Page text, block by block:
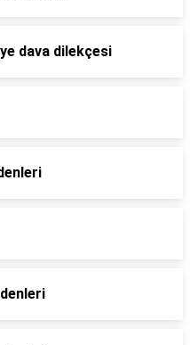
dava dilekçesi